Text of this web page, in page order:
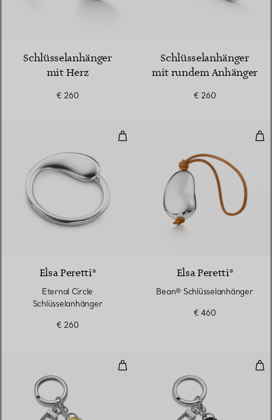
Schlüsselanhänger
mit Herz
€ 260
Schlüsselanhänger
mit rundem Anhänger
€ 260
Eternal Circle Schlüsselanhänger
Elsa Peretti®
Eternal Circle
Schlüsselanhänger
€ 260
Elsa Peretti®
Bean® Schlüsselanhänger
€ 460
Schlüsselanhänger mit Herz